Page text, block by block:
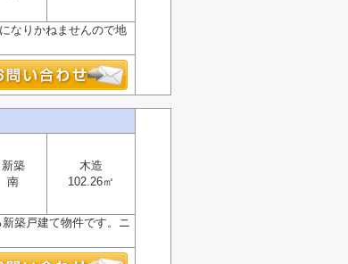
なりかねませんので地
新築
南
木造
102.26㎡
築戸建て物件です。ニ